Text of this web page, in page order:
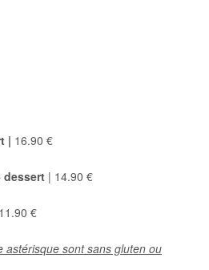
| 16.90 €
dessert | 14.90 €
11.90 €
astérisque sont sans gluten ou